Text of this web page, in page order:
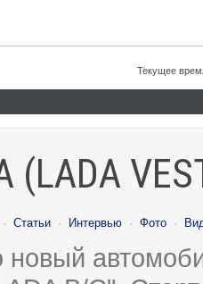
Текущее
· Статьи · Интервью · Фото ·
новый